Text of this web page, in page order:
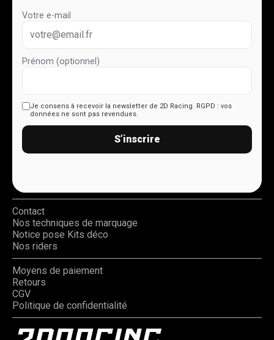
Votre e-mail
Prénom (optionnel)
Je consens à recevoir la newsletter de 2D Racing. RGPD : vos
données ne sont pas revendues.
S’inscrire
Contact
Nos techniques de marquage
Notice pose Kits déco
Nos riders
Moyens de paiement
Retours
CGV
Politique de confidentialité